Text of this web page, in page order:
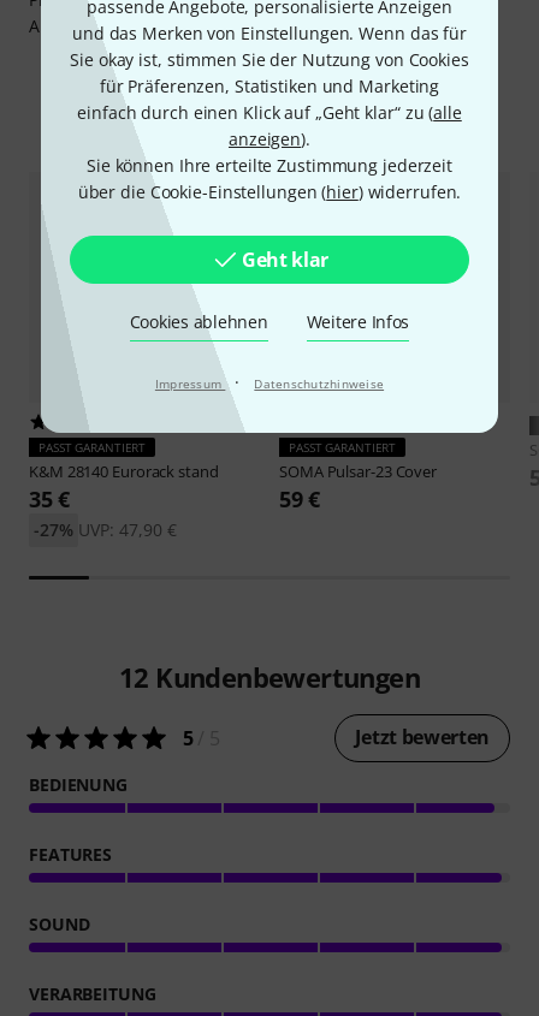
passende Angebote, personalisierte Anzeigen
und das Merken von Einstellungen. Wenn das für
Sie okay ist, stimmen Sie der Nutzung von Cookies
für Präferenzen, Statistiken und Marketing
einfach durch einen Klick auf „Geht klar“ zu (alle
anzeigen).
Sie können Ihre erteilte Zustimmung jederzeit
über die Cookie-Einstellungen (hier) widerrufen.
Geht klar
Cookies ablehnen Weitere Infos
Impressum · Datenschutzhinweise
Alligator-Clips und einem Netzteil.
Zubehör & passende Artikel
PASST GARANTIERT
K&M 28140 Eurorack stand
35 €
UVP: 47,90 €
-27%
PASST GARANTIERT
SOMA Pulsar-23 Cover
59 €
12 Kundenbewertungen
5/ 5 Jetzt bewerten
BEDIENUNG
FEATURES
SOUND
VERARBEITUNG